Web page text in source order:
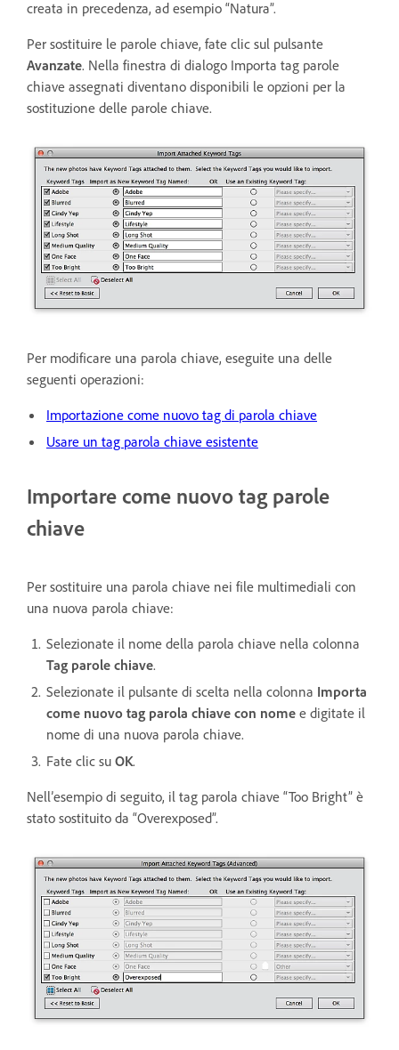
creata in precedenza, ad esempio “Natura”.
Per sostituire le parole chiave, fate clic sul pulsante
Avanzate. Nella finestra di dialogo Importa tag parole
chiave assegnati diventano disponibili le opzioni per la
sostituzione delle parole chiave.
Per modificare una parola chiave, eseguite una delle
seguenti operazioni:
Importazione come nuovo tag di parola chiave
Usare un tag parola chiave esistente
Importare come nuovo tag parole
chiave
Per sostituire una parola chiave nei file multimediali con
una nuova parola chiave:
Selezionate il nome della parola chiave nella colonna
Tag parole chiave.
Selezionate il pulsante di scelta nella colonna Importa
come nuovo tag parola chiave con nome e digitate il
nome di una nuova parola chiave.
Fate clic su OK.
Nell’esempio di seguito, il tag parola chiave “Too Bright” è
stato sostituito da “Overexposed”.